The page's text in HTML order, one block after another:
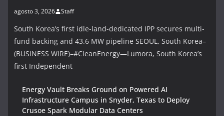
agosto 3, 2026 Staff
South Korea’s first idle-land-dedicated IPP secures multi-
fund backing and 43.6 MW pipeline SEOUL, South Korea–
(BUSINESS WIRE)–#CleanEnergy—Lumora, South Korea’s
first Independent
Energy Vault Breaks Ground on Powered AI
Infrastructure Campus in Snyder, Texas to Deploy
Crusoe Spark Modular Data Centers